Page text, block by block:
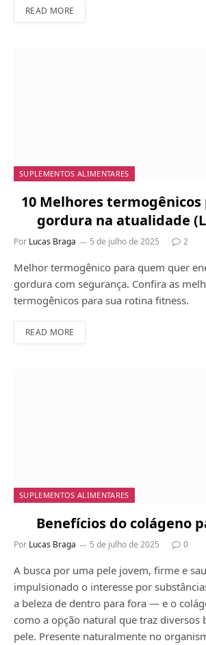
READ MORE
SUPLEMENTOS ALIMENTARES
10 Melhores
gordura na atualidade
Por Lucas Braga 5 de julho de 2025 2
Melhor termogênico para quem quer
gordura com segurança. Confira as
termogênicos para sua rotina fitness.
READ MORE
SUPLEMENTOS ALIMENTARES
Benefícios do colágeno
Por Lucas Braga 5 de julho de 2025 0
A busca por uma pele jovem, firme e
impulsionado o interesse por
a beleza de dentro para fora — e o
como a opção natural que traz diversos
pele. Presente naturalmente no